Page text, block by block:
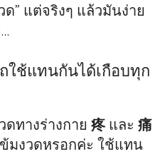
ด” แต่จริงๆ แล้วมันง่าย
ใช้แทนกันได้เกือบทุก
ดทางร่างกาย 疼 และ 痛
มงวดหรอกค่ะ ใช้แทน